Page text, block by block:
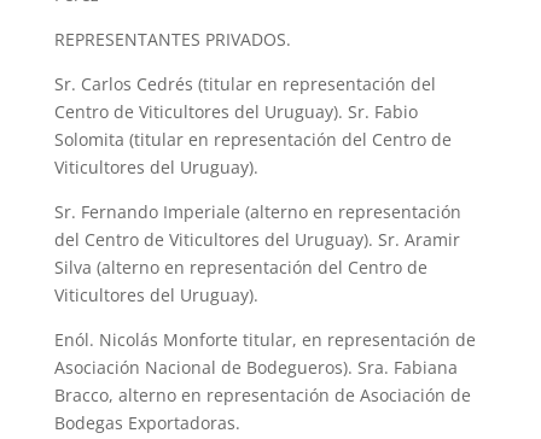
REPRESENTANTES PRIVADOS.
Sr. Carlos Cedrés (titular en representación del
Centro de Viticultores del Uruguay). Sr. Fabio
Solomita (titular en representación del Centro de
Viticultores del Uruguay).
Sr. Fernando Imperiale (alterno en representación
del Centro de Viticultores del Uruguay). Sr. Aramir
Silva (alterno en representación del Centro de
Viticultores del Uruguay).
Enól. Nicolás Monforte titular, en representación de
Asociación Nacional de Bodegueros). Sra. Fabiana
Bracco, alterno en representación de Asociación de
Bodegas Exportadoras.